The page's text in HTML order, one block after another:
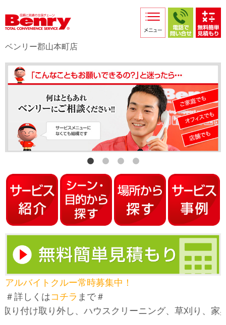
採用情報
店舗からのお知らせ
店舗日記
スタッフ紹介
プライバシーポリシー
本部スマホサイト
ベンリー郡山本町店
アルバイトクルー常時募集中！
＃詳しくはコチラ まで＃
付け取り外し、ハウスクリーニング、草刈り、家具